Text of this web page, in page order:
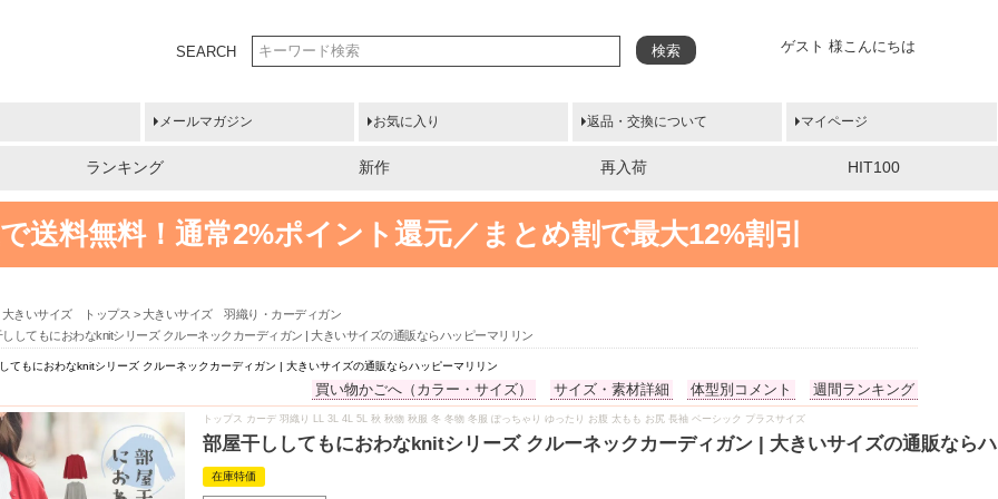
ゲスト 様こんにちは
SEARCH 検索
メールマガジン お気に入り 返品・交換について マイページ
ランキング 新作 再入荷 HIT100
送料無料！ 通常2%ポイント還元／まとめ割で最大12%割引
大きいサイズ トップス
大きいサイズ 羽織り・カーディガン
してもにおわなknitシリーズ クルーネックカーディガン | 大きいサイズの通販ならハッピーマリリン
てもにおわなknitシリーズ クルーネックカーディガン | 大きいサイズの通販ならハッピーマリリン
買い物かごへ（カラー・サイズ） サイズ・素材詳細 体型別コメント 週間ランキング
トップス カーデ 羽織り LL 3L 4L 5L 秋 秋物 秋服 冬 冬物 冬服 ぽっちゃり ゆったり お腹 太もも お尻 長袖 ベーシック プラスサイズ
部屋干ししてもにおわなknitシリーズ クルーネックカーディガン | 大きいサイズの通販なら
在庫特価